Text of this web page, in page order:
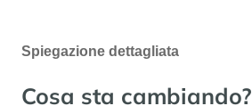
Spiegazione dettagliata
Cosa sta cambiando?